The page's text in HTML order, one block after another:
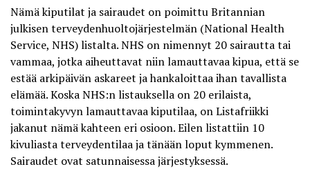
Nämä kiputilat ja sairaudet on poimittu Britannian
julkisen terveydenhuoltojärjestelmän (National Health
Service, NHS) listalta. NHS on nimennyt 20 sairautta tai
vammaa, jotka aiheuttavat niin lamauttavaa kipua, että se
estää arkipäivän askareet ja hankaloittaa ihan tavallista
elämää. Koska NHS:n listauksella on 20 erilaista,
toimintakyvyn lamauttavaa kiputilaa, onListafriikki
jakanut nämä kahteen eri osioon. Eilen listattiin 10
kivuliasta terveydentilaa ja tänään loput kymmenen.
Sairaudet ovat satunnaisessa järjestyksessä.